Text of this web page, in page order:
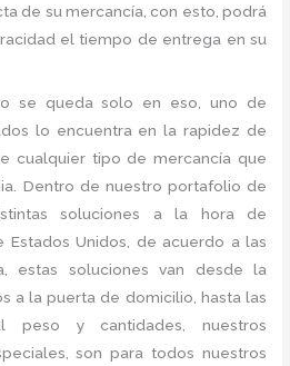
de su mercancía, con esto, podrá
el tiempo de entrega en su
se queda solo en eso, uno de
lo encuentra en la rapidez de
cualquier tipo de mercancía que
Dentro de nuestro portafolio de
soluciones a la hora de
Estados Unidos, de acuerdo a las
estas soluciones van desde la
a la puerta de domicilio, hasta las
peso y cantidades, nuestros
son para todos nuestros